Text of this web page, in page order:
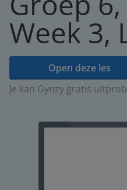
Week 3,
Open deze les
Je kan Gynzy gratis